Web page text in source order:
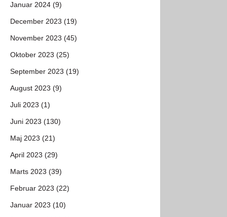
Januar 2024 (9)
December 2023 (19)
November 2023 (45)
Oktober 2023 (25)
September 2023 (19)
August 2023 (9)
Juli 2023 (1)
Juni 2023 (130)
Maj 2023 (21)
April 2023 (29)
Marts 2023 (39)
Februar 2023 (22)
Januar 2023 (10)